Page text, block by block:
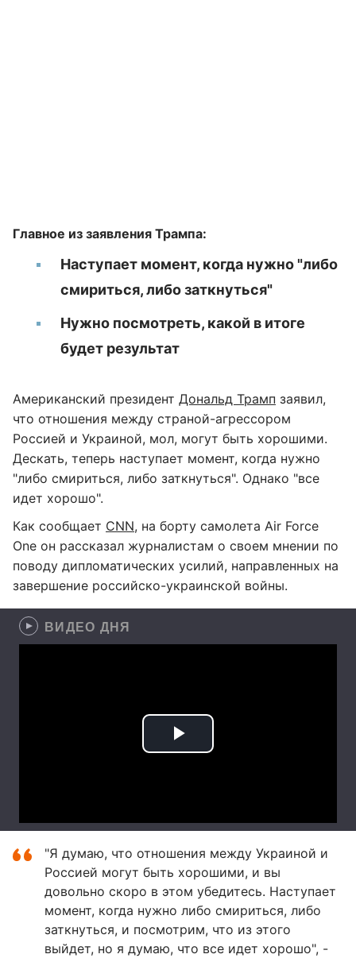
Главное из заявления Трампа:
Наступает момент, когда нужно "либо
смириться, либо заткнуться"
Нужно посмотреть, какой в итоге
будет результат
Американский президент Дональд Трамп заявил,
что отношения между страной-агрессором
Россией и Украиной, мол, могут быть хорошими.
Дескать, теперь наступает момент, когда нужно
"либо смириться, либо заткнуться". Однако "все
идет хорошо".
Как сообщает CNN, на борту самолета Air Force
One он рассказал журналистам о своем мнении по
поводу дипломатических усилий, направленных на
завершение российско-украинской войны.
ВИДЕО ДНЯ
"Я думаю, что отношения между Украиной и
Россией могут быть хорошими, и вы
довольно скоро в этом убедитесь. Наступает
момент, когда нужно либо смириться, либо
заткнуться, и посмотрим, что из этого
выйдет, но я думаю, что все идет хорошо", -